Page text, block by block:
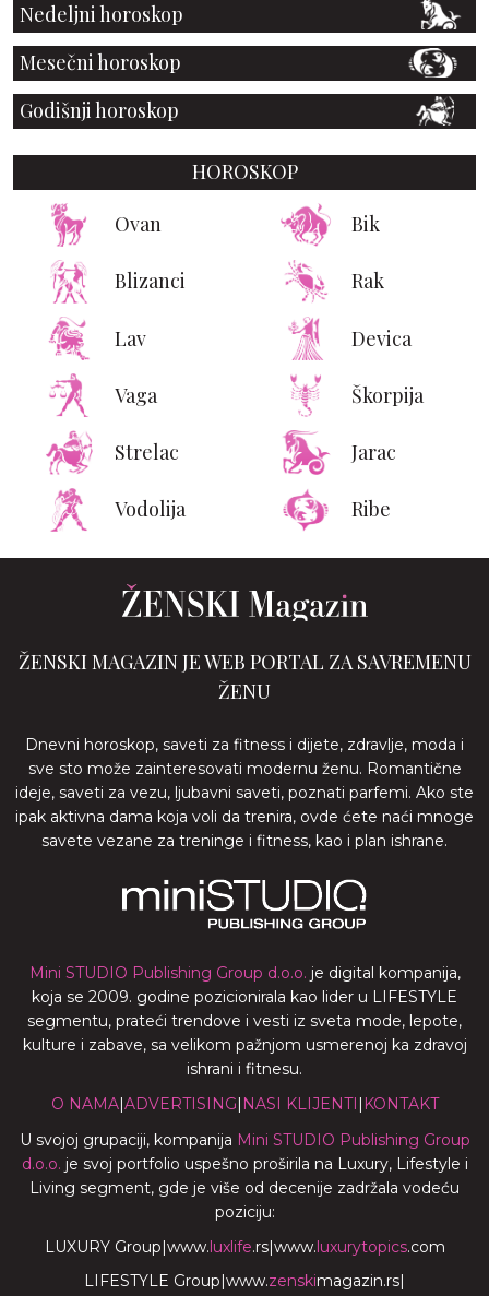
Nedeljni horoskop
Mesečni horoskop
Godišnji horoskop
HOROSKOP
Ovan Bik
Blizanci Rak
Lav Devica
Vaga Škorpija
Strelac Jarac
Vodolija Ribe
ŽENSKI MAGAZIN JE WEB PORTAL ZA SAVREMENU
ŽENU
Dnevni horoskop, saveti za fitness i dijete, zdravlje, moda i
sve sto može zainteresovati modernu ženu. Romantične
ideje, saveti za vezu, ljubavni saveti, poznati parfemi. Ako ste
ipak aktivna dama koja voli da trenira, ovde ćete naći mnoge
savete vezane za treninge i fitness, kao i plan ishrane.
Mini STUDIO Publishing Group d.o.o. je digital kompanija,
koja se 2009. godine pozicionirala kao lider u LIFESTYLE
segmentu, prateći trendove i vesti iz sveta mode, lepote,
kulture i zabave, sa velikom pažnjom usmerenoj ka zdravoj
ishrani i fitnesu.
O NAMA|ADVERTISING| NASI KLIJENTI | KONTAKT
U svojoj grupaciji, kompanija Mini STUDIO Publishing Group
d.o.o. je svoj portfolio uspešno proširila na Luxury, Lifestyle i
Living segment, gde je više od decenije zadržala vodeću
poziciju:
LUXURY Group|www.luxlife.rs|www.luxurytopics.com
LIFESTYLE Group|www.zenskimagazin.rs|